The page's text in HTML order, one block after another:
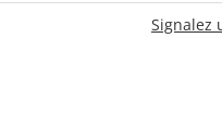
Signalez